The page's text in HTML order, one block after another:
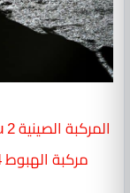
مركبة الهبوط Chang'e 4 (الصورة بواسطة : CNSA)